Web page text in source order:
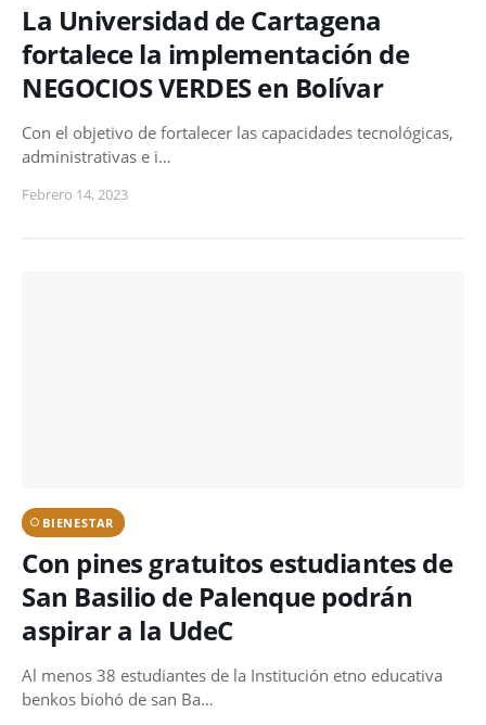
La Universidad de Cartagena
fortalece la implementación de
NEGOCIOS VERDES en Bolívar
Con el objetivo de fortalecer las capacidades tecnológicas,
administrativas e i…
Febrero 14, 2023
BIENESTAR
Con pines gratuitos estudiantes de
San Basilio de Palenque podrán
aspirar a la UdeC
Al menos 38 estudiantes de la Institución etno educativa
benkos biohó de san Ba…